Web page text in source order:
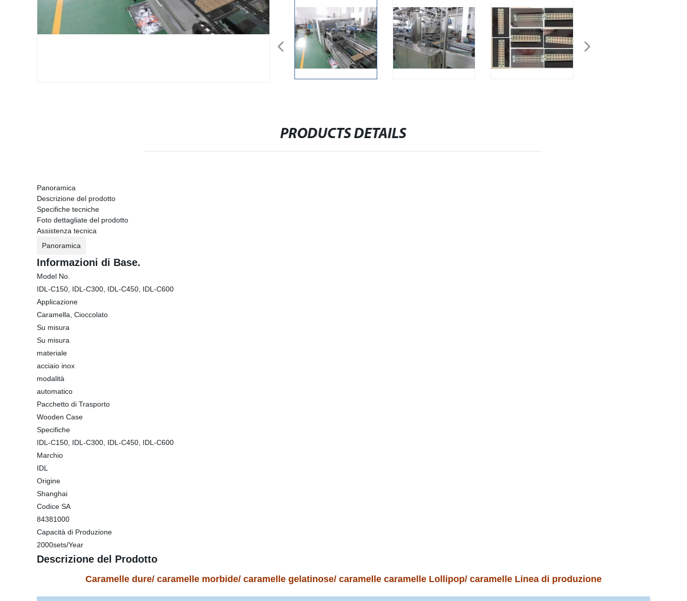
PRODUCTS DETAILS
Panoramica
Descrizione del prodotto
Specifiche tecniche
Foto dettagliate del prodotto
Assistenza tecnica
Panoramica
Informazioni di Base.
Model No.
IDL-C150, IDL-C300, IDL-C450, IDL-C600
Applicazione
Caramella, Cioccolato
Su misura
Su misura
materiale
acciaio inox
modalità
automatico
Pacchetto di Trasporto
Wooden Case
Specifiche
IDL-C150, IDL-C300, IDL-C450, IDL-C600
Marchio
IDL
Origine
Shanghai
Codice SA
84381000
Capacità di Produzione
2000sets/Year
Descrizione del Prodotto
Caramelle dure/ caramelle morbide/ caramelle gelatinose/ caramelle caramelle Lollipop/ caramelle Linea di produzione